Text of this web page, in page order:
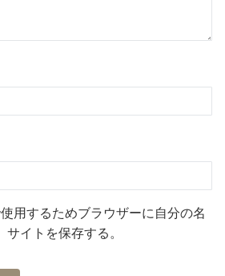
用するためブラウザーに自分の名
イトを保存する。